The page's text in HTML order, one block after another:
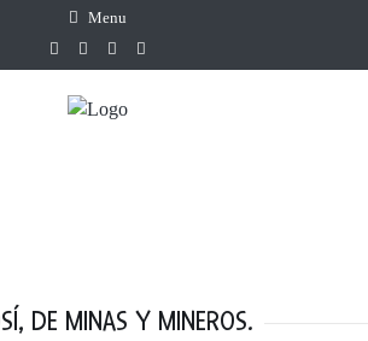
Menu
DE MINAS Y MINEROS.